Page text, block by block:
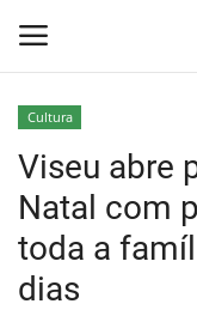
Home
...by Descla
Cultura
Viseu abre
Natal com
toda a
dias